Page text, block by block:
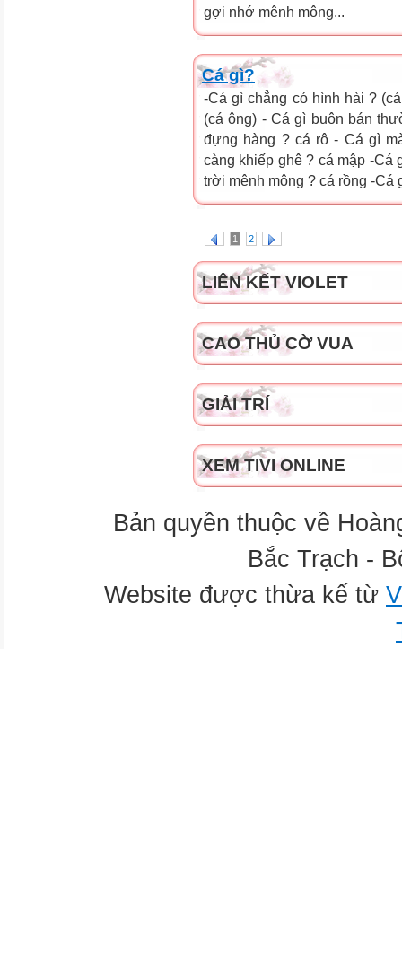
gợi nhớ mênh mông...
Cá gì?
-Cá gì chẳng có hình hài ?
(cá ông) - Cá gì buôn bán
đựng hàng ? cá rô - Cá gì
càng khiếp ghê ? cá mập -Cá
trời mênh mông ? cá rồng -Cá
1 2
LIÊN KẾT VIOLET
CAO THỦ CỜ VUA
GIẢI TRÍ
XEM TIVI ONLINE
Bản quyền thuộc về
Bắc Trạch -
Website được thừa kế từ